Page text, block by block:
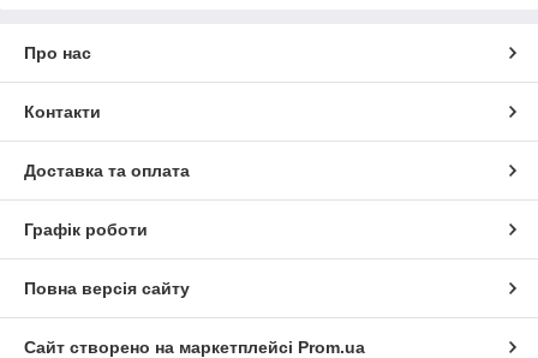
Про нас
Контакти
Доставка та оплата
Графік роботи
Повна версія сайту
Сайт створено на маркетплейсі Prom.ua